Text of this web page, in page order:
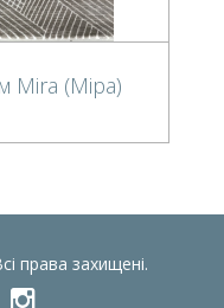
(Міра)
права захищені.